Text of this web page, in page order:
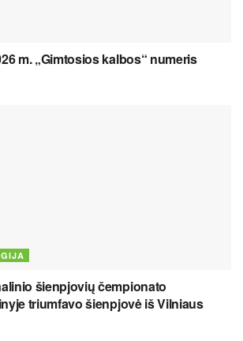
m. „Gimtosios kalbos“ numeris
šienpjovių čempionato
triumfavo šienpjovė iš Vilniaus